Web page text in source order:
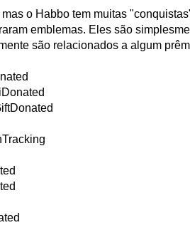
o Habbo tem muitas
emblemas. Eles são
são relacionados a algum